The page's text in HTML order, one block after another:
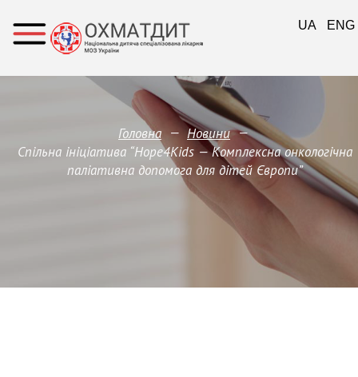
Головна — Новини —
Спільна ініціатива “Hope4Kids — Комплексна онкологічна
паліативна допомога для дітей Європи”
UA ENG